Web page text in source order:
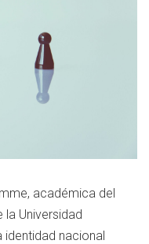
académica del
Universidad
identidad nacional